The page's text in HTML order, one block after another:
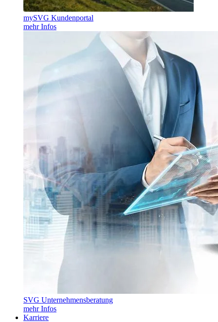
mySVG Kundenportal
mehr Infos
SVG Unternehmensberatung
mehr Infos
Karriere